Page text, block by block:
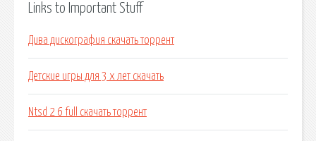
Links to Important Stuff
Дива дискография скачать торрент
Детские игры для 3 х лет скачать
Ntsd 2 6 full скачать торрент